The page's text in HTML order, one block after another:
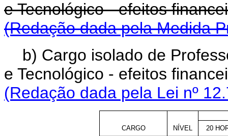
e Tecnológico - efeitos
(Redação dada pela Medida
b) Cargo isolado de
e Tecnológico - efeitos
(Redação dada pela Lei nº
CARGO NÍVEL
20